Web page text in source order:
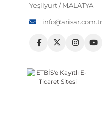
Yeşilyurt / MALATYA
info@arisar.com.tr